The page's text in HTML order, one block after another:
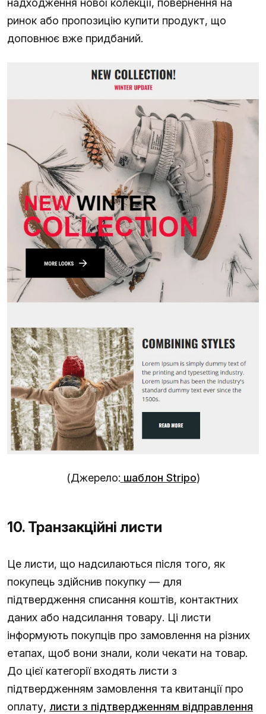
ринок або пропозицію купити продукт, що
доповнює вже придбаний.
(Джерело: шаблон Stripo)
10. Транзакційні листи
Це листи, що надсилаються після того, як
покупець здійснив покупку — для
підтвердження списання коштів, контактних
даних або надсилання товару. Ці листи
інформують покупців про замовлення на різних
етапах, щоб вони знали, коли чекати на товар.
До цієї категорії входять листи з
підтвердженням замовлення та квитанції про
оплату, листи з підтвердженням відправлення